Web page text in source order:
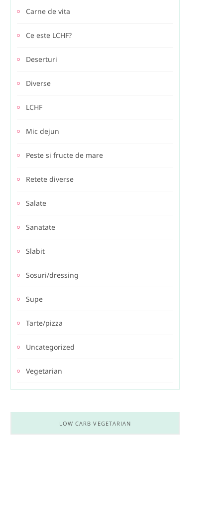
Carne de vita
Ce este LCHF?
Deserturi
Diverse
LCHF
Mic dejun
Peste si fructe de mare
Retete diverse
Salate
Sanatate
Slabit
Sosuri/dressing
Supe
Tarte/pizza
Uncategorized
Vegetarian
LOW CARB VEGETARIAN